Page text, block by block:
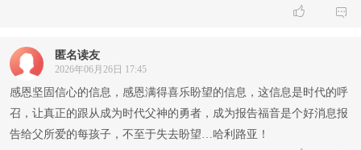
 
匿名读友
2026年06月26日 17:45
感恩坚固信心的信息，感恩满得喜乐盼望的信息，这信息是时代的呼
召，让真正的跟从成为时代父神的勇者，成为报告福音是个好消息报
告给父所爱的每孩子，不至于失去盼望…哈利路亚！